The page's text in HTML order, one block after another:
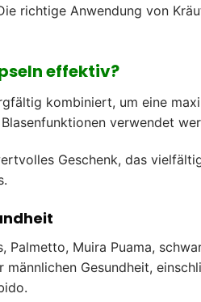
richtige Anwendung von
effektiv?
kombiniert, um eine
verwendet
Geschenk, das
Muira Puama,
Gesundheit,